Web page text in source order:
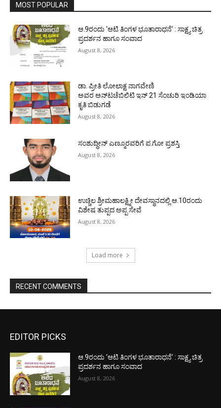
MOST POPULAR
ಆ.9ರಂದು ‘ಆಟಿ ತಿಂಗಳ ಭೂತಾರಾಧನೆ’ : ಸಾಕ್ಷ್ಯ ಚಿತ್ರ
ಪ್ರದರ್ಶನ ಹಾಗೂ ಸಂವಾದ
August 8, 2026
ಡಾ. ಪ್ರೀತಿ ಲೋಲಾಕ್ಷ ನಾಗವೇಣಿ
ಅವರ ಅನ್‌ಟಚೆಬಿಲಿಟಿ ಇನ್ 21 ಸೆಂಚುರಿ ಇಂಡಿಯಾ
ಕೃತಿ ಬಿಡುಗಡೆ
August 8, 2026
ಸಂಶುದ್ಧೀನ್ ಎಣ್ಮೂರವರಿಗೆ ಪ.ಗೋ ಪ್ರಶಸ್ತಿ
August 8, 2026
ಉಚ್ಚಿಲ ಶ್ರೀಮಹಾಲಕ್ಷ್ಮೀ ದೇವಸ್ಥಾನದಲ್ಲಿ ಆ.10ರಂದು
ವಿಶೇಷ ತುಪ್ಪದ ಅಪ್ಪ ಸೇವೆ
August 8, 2026
Load more
RECENT COMMENTS
EDITOR PICKS
ಆ.9ರಂದು ‘ಆಟಿ ತಿಂಗಳ ಭೂತಾರಾಧನೆ’ : ಸಾಕ್ಷ್ಯ ಚಿತ್ರ
ಪ್ರದರ್ಶನ ಹಾಗೂ ಸಂವಾದ
August 8, 2026